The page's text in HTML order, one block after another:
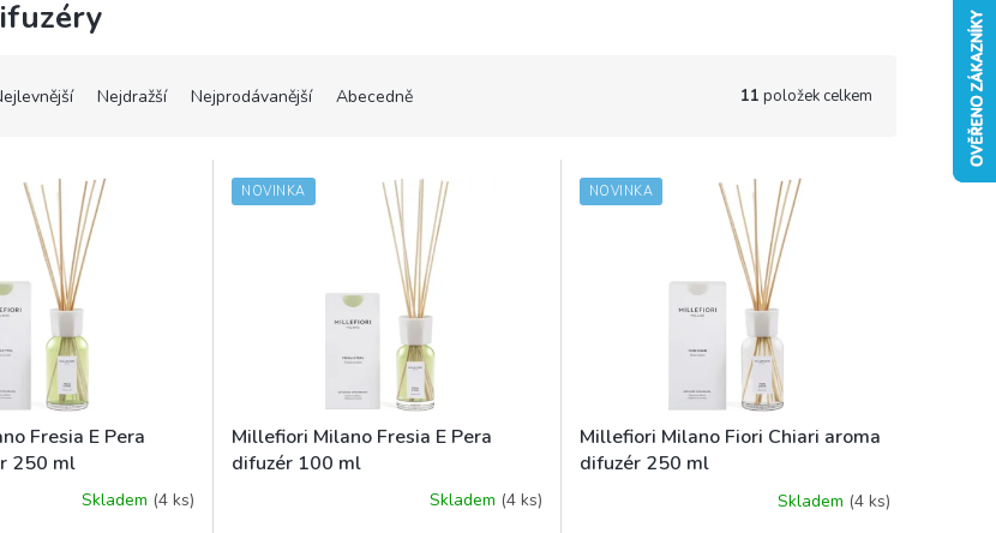
Nejdražší Nejprodávanější Abecedně 11 položek celkem
Fresia E Pera
250 ml
Skladem (4 ks)
NOVINKA
Millefiori Milano Fresia E Pera
difuzér 100 ml
Skladem (4 ks)
NOVINKA
Millefiori Milano Fiori Chiari aroma
difuzér 250 ml
Skladem (4 ks)